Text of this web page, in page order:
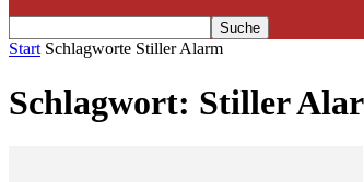
Start Schlagworte Stiller Alarm
Schlagwort: Stiller